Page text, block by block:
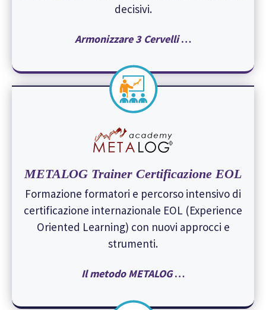
decisivi.
Armonizzare 3 Cervelli…
METALOG Trainer Certificazione EOL
Formazione formatori e percorso intensivo di
certificazione internazionale EOL (Experience
Oriented Learning) con nuovi approcci e
strumenti.
Il metodo METALOG…